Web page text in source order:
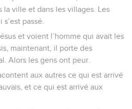
la ville et dans les villages. Les
passé.
et voient l’homme qui avait les
maintenant, il porte des
Alors les gens ont peur.
aux autres ce qui est arrivé
et ce qui est arrivé aux